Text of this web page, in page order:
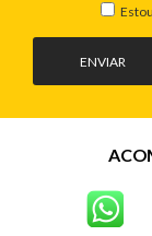
ENVIAR